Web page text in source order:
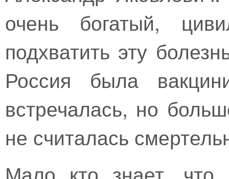
очень богатый,
подхватить эту
Россия была
встречалась, но
не считалась